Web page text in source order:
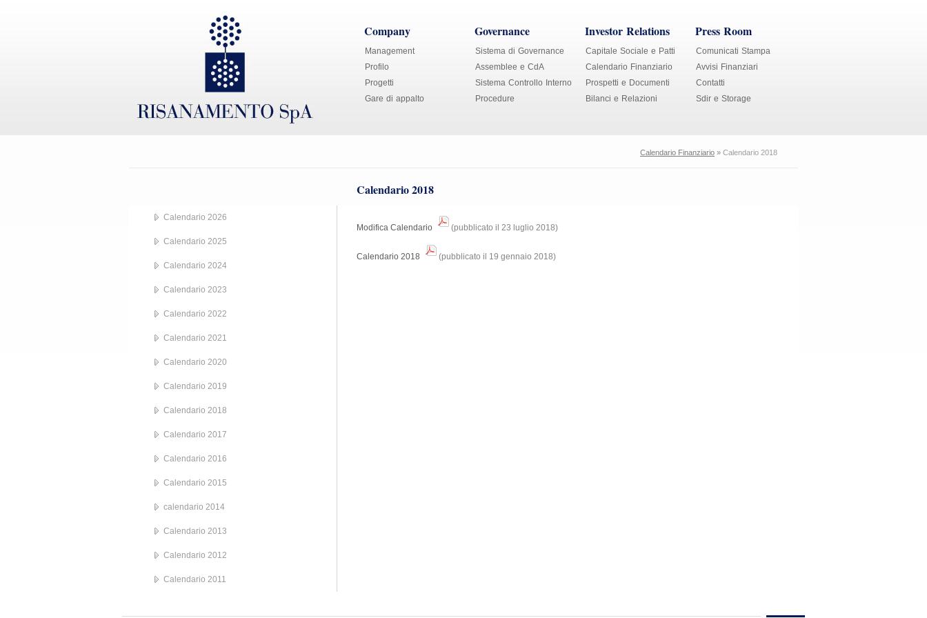
Company
Management
Profilo
Progetti
Gare di appalto
Governance
Sistema di Governance
Assemblee e CdA
Sistema Controllo Interno
Procedure
Investor Relations
Capitale Sociale e Patti
Calendario Finanziario
Prospetti e Documenti
Bilanci e Relazioni
Press Room
Comunicati Stampa
Avvisi Finanziari
Contatti
Sdir e Storage
Calendario Finanziario » Calendario 2018
Calendario 2018
Modifica Calendario (pubblicato il 23 luglio 2018)
Calendario 2018 (pubblicato il 19 gennaio 2018)
Calendario 2026
Calendario 2025
Calendario 2024
Calendario 2023
Calendario 2022
Calendario 2021
Calendario 2020
Calendario 2019
Calendario 2018
Calendario 2017
Calendario 2016
Calendario 2015
calendario 2014
Calendario 2013
Calendario 2012
Calendario 2011